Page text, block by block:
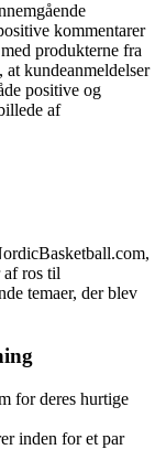
kommentarer
produkterne fra
kundeanmeldelser
positive og
af
af ros til
temaer, der blev
for deres hurtige
inden for et par